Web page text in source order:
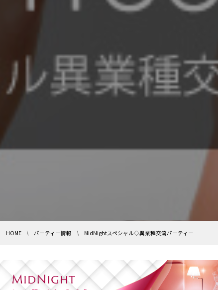
HOME パーティー情報 MidNightスペシャル◇異業種交流パーティー